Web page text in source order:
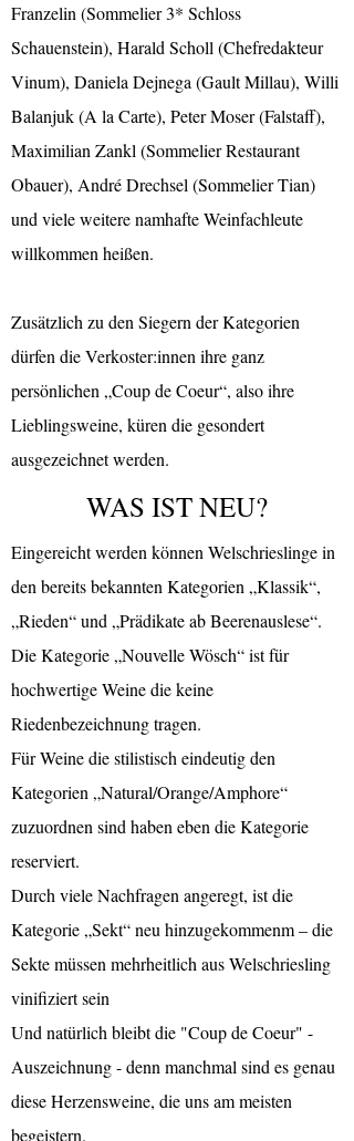
Franzelin (Sommelier 3* Schloss
Schauenstein), Harald Scholl (Chefredakteur
Vinum), Daniela Dejnega (Gault Millau), Willi
Balanjuk (A la Carte), Peter Moser (Falstaff),
Maximilian Zankl (Sommelier Restaurant
Obauer), André Drechsel (Sommelier Tian)
und viele weitere namhafte Weinfachleute
willkommen heißen.
Zusätzlich zu den Siegern der Kategorien
dürfen die Verkoster:innen ihre ganz
persönlichen „Coup de Coeur“, also ihre
Lieblingsweine, küren die gesondert
ausgezeichnet werden.
WAS IST NEU?
Eingereicht werden können Welschrieslinge in
den bereits bekannten Kategorien „Klassik“,
„Rieden“ und „Prädikate ab Beerenauslese“.
Die Kategorie „Nouvelle Wösch“ ist für
hochwertige Weine die keine
Riedenbezeichnung tragen.
Für Weine die stilistisch eindeutig den
Kategorien „Natural/Orange/Amphore“
zuzuordnen sind haben eben die Kategorie
reserviert.
Durch viele Nachfragen angeregt, ist die
Kategorie „Sekt“ neu hinzugekommenm – die
Sekte müssen mehrheitlich aus Welschriesling
vinifiziert sein
Und natürlich bleibt die "Coup de Coeur" -
Auszeichnung - denn manchmal sind es genau
diese Herzensweine, die uns am meisten
begeistern.